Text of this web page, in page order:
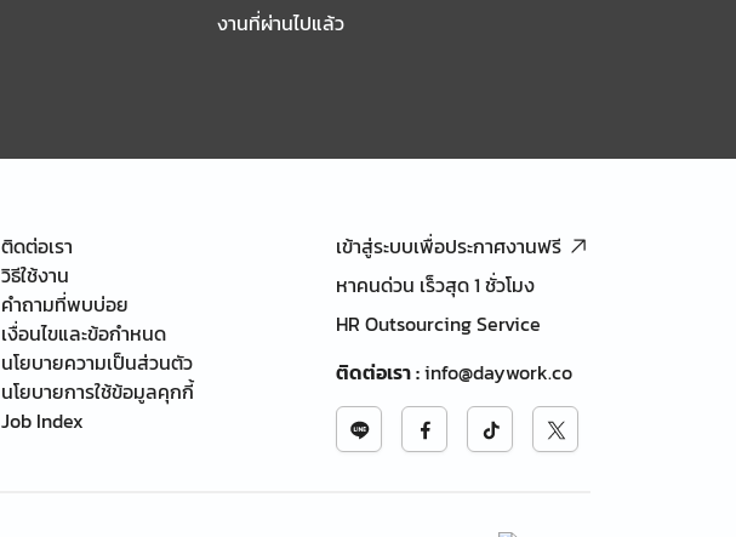
งานที่ผ่านไปแล้ว
ติดต่อเรา
วิธีใช้งาน
คำถามที่พบบ่อย
เงื่อนไขและข้อกำหนด
นโยบายความเป็นส่วนตัว
นโยบายการใช้ข้อมูลคุกกี้
Job Index
เข้าสู่ระบบเพื่อประกาศงานฟรี
หาคนด่วน เร็วสุด 1 ชั่วโมง
HR Outsourcing Service
ติดต่อเรา:info@daywork.co